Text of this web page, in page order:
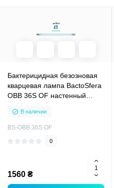
Бактерицидная безозновая
кварцевая лампа BactoSfera
OBB 36S OF настенный
В наличии
BS-OBB 36S OF
0
1560 ₴